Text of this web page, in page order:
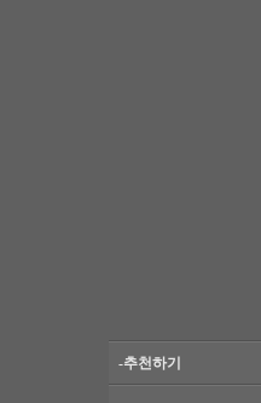
-추천하기